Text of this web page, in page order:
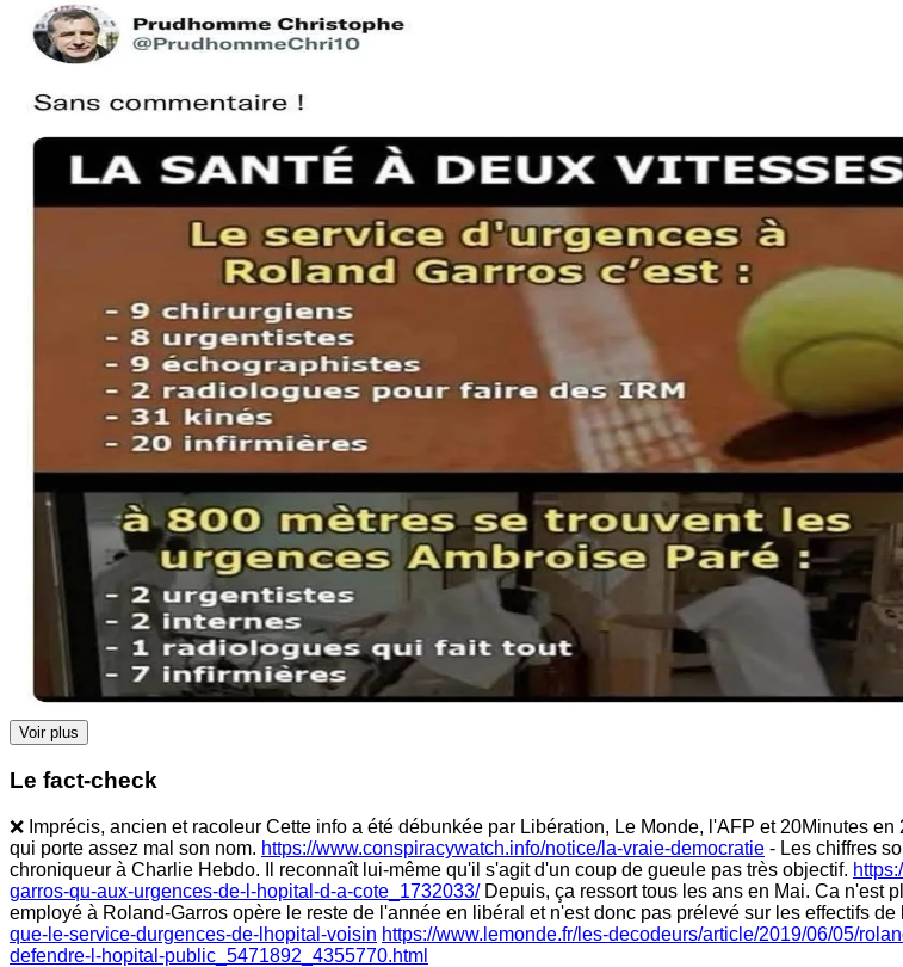
Voir plus
Le fact-check
❌ Imprécis, ancien et racoleur Cette info a été débunkée par Libération, Le Monde, l'AFP et 20Minutes
qui porte assez mal son nom. https://www.conspiracywatch.info/notice/la-vraie-democratie - Les chiffres
chroniqueur à Charlie Hebdo. Il reconnaît lui-même qu'il s'agit d'un coup de gueule pas très objectif.
garros-qu-aux-urgences-de-l-hopital-d-a-cote_1732033/Depuis, ça ressort tous les ans en Mai. Ca n'est
employé à Roland-Garros opère le reste de l'année en libéral et n'est donc pas prélevé sur les effectifs de
que-le-service-durgences-de-lhopital-voisin https://www.lemonde.fr/les-decodeurs/article/2019/06/05/
defendre-l-hopital-public_5471892_4355770.html